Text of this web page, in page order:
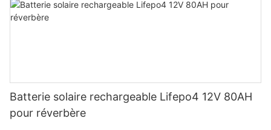
Batterie solaire rechargeable Lifepo4 12V 80AH
pour réverbère